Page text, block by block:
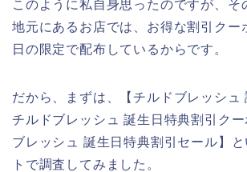
このように私自身思ったのですが、そ
地元にあるお店では、お得な割引クー
日の限定で配布しているからです。
だから、まずは、【チルドブレッシュ
チルドブレッシュ 誕生日特典割引ク
ブレッシュ 誕生日特典割引セール】
トで調査してみました。